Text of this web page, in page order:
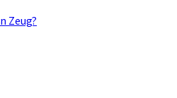
Zeug?